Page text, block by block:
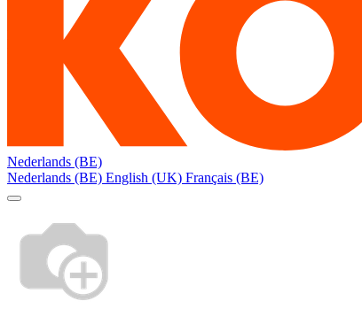
Nederlands (BE)
Nederlands (BE) English (UK) Français (BE)